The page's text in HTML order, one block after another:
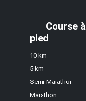
Course à
pied
10 km
5 km
Semi-Marathon
Marathon